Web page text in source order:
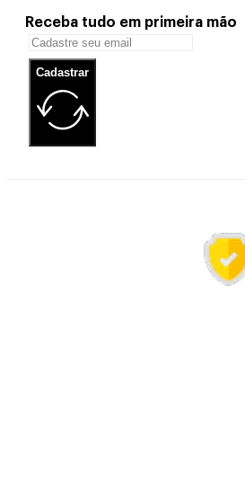
Receba tudo em primeira mão
Cadastrar